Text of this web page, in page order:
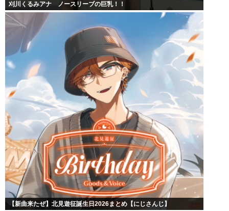
刈川くるみアナ ノースリーブの巨乳！！
【新曲来たぜ】北見遊征誕生日2026まとめ【にじさんじ】